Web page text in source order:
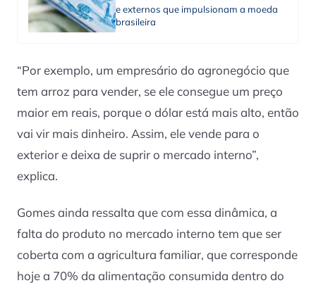
e externos que impulsionam a moeda
brasileira
“Por exemplo, um empresário do agronegócio que
tem arroz para vender, se ele consegue um preço
maior em reais, porque o dólar está mais alto, então
vai vir mais dinheiro. Assim, ele vende para o
exterior e deixa de suprir o mercado interno”,
explica.
Gomes ainda ressalta que com essa dinâmica, a
falta do produto no mercado interno tem que ser
coberta com a agricultura familiar, que corresponde
hoje a 70% da alimentação consumida dentro do